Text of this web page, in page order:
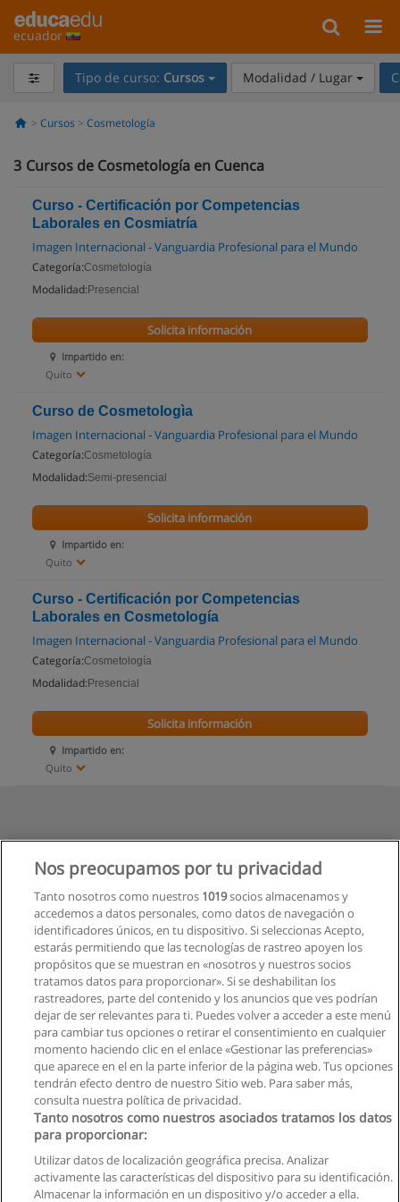
ecuador
Tipo de curso: Cursos Modalidad / Lugar
Cursos Cosmetología
3 Cursos de Cosmetología en Cuenca
Curso - Certificación por Competencias
Laborales en Cosmiatría
Imagen Internacional - Vanguardia Profesional para el Mundo
Categoría:Cosmetología
Modalidad: Presencial
Impartido en:
Quito
Solicita información
Curso de Cosmetologìa
Imagen Internacional - Vanguardia Profesional para el Mundo
Categoría:Cosmetología
Modalidad:Semi-presencial
Impartido en:
Quito
Solicita información
Curso - Certificación por Competencias
Laborales en Cosmetología
Imagen Internacional - Vanguardia Profesional para el Mundo
Categoría:Cosmetología
Modalidad: Presencial
Impartido en:
Quito
Solicita información
Reglas de uso
Nos preocupamos por tu privacidad
Tanto nosotros como nuestros 1019socios almacenamos y
accedemos a datos personales, como datos de navegación o
identificadores únicos, en tu dispositivo. Si seleccionas Acepto,
estarás permitiendo que las tecnologías de rastreo apoyen los
propósitos que se muestran en «nosotros y nuestros socios
tratamos datos para proporcionar». Si se deshabilitan los
rastreadores, parte del contenido y los anuncios que ves podrían
dejar de ser relevantes para ti. Puedes volver a acceder a este menú
para cambiar tus opciones o retirar el consentimiento en cualquier
momento haciendo clic en el enlace «Gestionar las preferencias»
que aparece en el en la parte inferior de la página web. Tus opciones
tendrán efecto dentro de nuestro Sitio web. Para saber más,
consulta nuestra política de privacidad.
Tanto nosotros como nuestros asociados tratamos los datos
para proporcionar:
Utilizar datos de localización geográfica precisa. Analizar
activamente las características del dispositivo para su identificación.
Almacenar la información en un dispositivo y/o acceder a ella.